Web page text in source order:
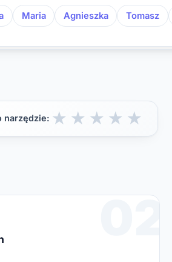
Maria Agnieszka Tomasz
narzędzie: ★
★
★
★
★
02